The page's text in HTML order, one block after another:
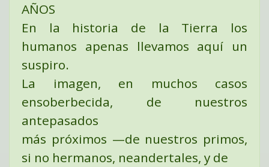
AÑOS
En la historia de la Tierra los
humanos apenas llevamos aquí un
suspiro.
La imagen, en muchos casos
ensoberbecida, de nuestros
antepasados
más próximos —de nuestros primos,
si no hermanos, neandertales, y de